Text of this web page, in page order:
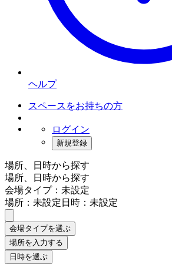
ヘルプ
スペースをお持ちの方
ログイン
新規登録
場所、日時から探す
場所、日時から探す
会場タイプ：未設定
場所：未設定日時：未設定
会場タイプを選ぶ
場所を入力する
日時を選ぶ